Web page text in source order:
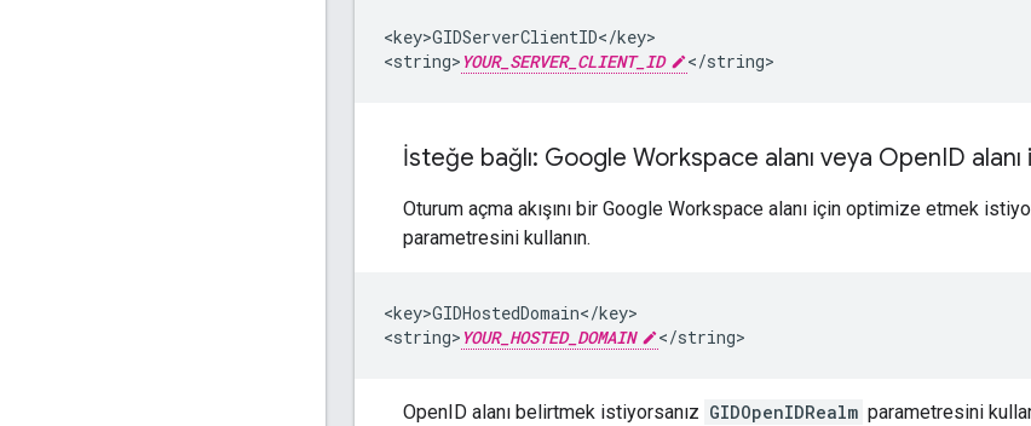
<key>GIDServerClientID</key>
<string> YOUR_SERVER_CLIENT_ID </string>
İsteğe bağlı: Google Workspace alanı veya OpenID
Oturum açma akışını bir Google Workspace alanı için optimize etmek
parametresini kullanın.
<key>GIDHostedDomain</key>
<string> YOUR_HOSTED_DOMAIN </string>
OpenID alanı belirtmek istiyorsanız GIDOpenIDRealm parametresini